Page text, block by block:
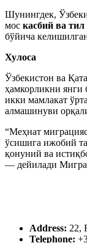
Шунингдек,
мос касбий ва
бўйича
Хулоса
Ўзбекистон ва
ҳамкорликни янги
икки мамлакат
алмашинуви
“Меҳнат
ўсишига ижобий
қонуний ва
— дейилади
Address: 22,
Telephone: